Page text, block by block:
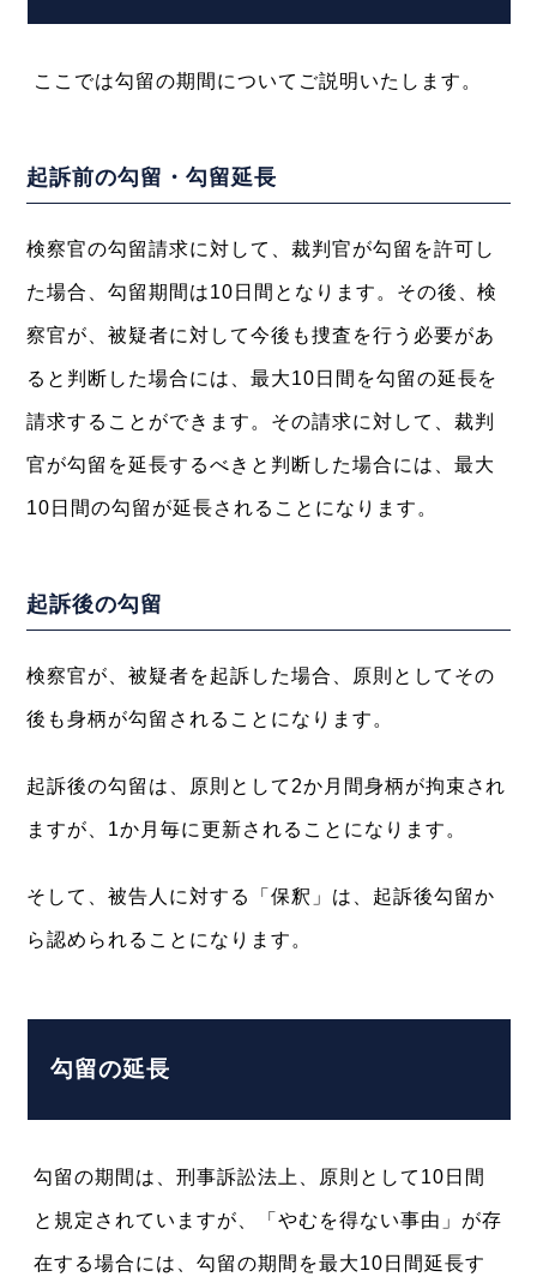
ここでは勾留の期間についてご説明いたします。
起訴前の勾留・勾留延長
検察官の勾留請求に対して、裁判官が勾留を許可し
た場合、勾留期間は10日間となります。その後、検
察官が、被疑者に対して今後も捜査を行う必要があ
ると判断した場合には、最大10日間を勾留の延長を
請求することができます。その請求に対して、裁判
官が勾留を延長するべきと判断した場合には、最大
10日間の勾留が延長されることになります。
起訴後の勾留
検察官が、被疑者を起訴した場合、原則としてその
後も身柄が勾留されることになります。
起訴後の勾留は、原則として2か月間身柄が拘束され
ますが、1か月毎に更新されることになります。
そして、被告人に対する「保釈」は、起訴後勾留か
ら認められることになります。
勾留の延長
勾留の期間は、刑事訴訟法上、原則として10日間
と規定されていますが、「やむを得ない事由」が存
在する場合には、勾留の期間を最大10日間延長す